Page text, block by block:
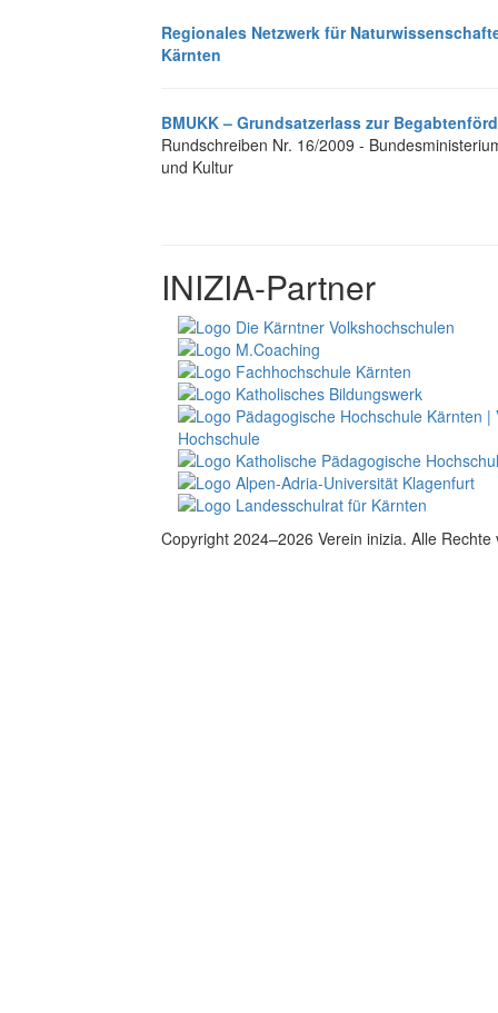
Regionales Netzwerk für
Kärnten
BMUKK – Grundsatzerlass zur
Rundschreiben Nr. 16/2009 -
und Kultur
INIZIA-Partner
Copyright 2024–2026 Verein inizia. Alle Rechte